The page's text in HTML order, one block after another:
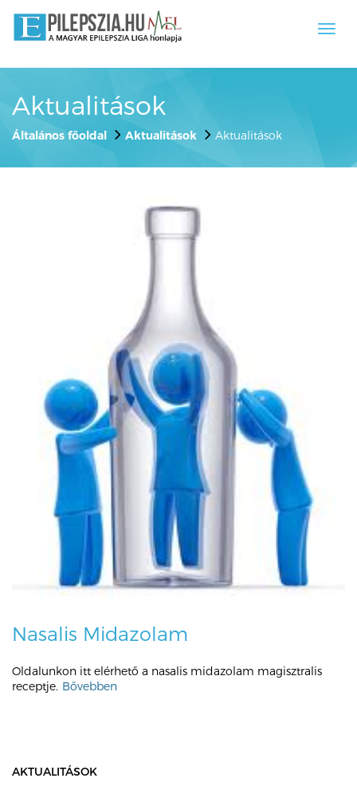
Aktualitások
Általános főoldal Aktualitások Aktualitások
Nasalis Midazolam
Oldalunkon itt elérhető a nasalis midazolam magisztralis
receptje. Bővebben
AKTUALITÁSOK